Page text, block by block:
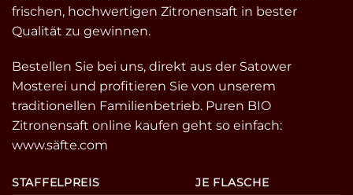
frischen, hochwertigen Zitronensaft in bester
Qualität zu gewinnen.
Bestellen Sie bei uns, direkt aus der Satower
Mosterei und profitieren Sie von unserem
traditionellen Familienbetrieb. Puren BIO
Zitronensaft online kaufen geht so einfach:
www.säfte.com
STAFFELPREIS
JE FLASCHE